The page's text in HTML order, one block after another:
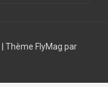
Thème FlyMag par